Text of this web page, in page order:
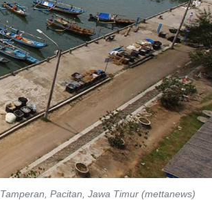
Pacitan, Jawa Timur (mettanews)